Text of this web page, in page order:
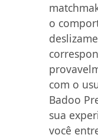
o
com o
Badoo
sua
você